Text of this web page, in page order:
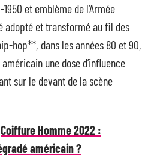
et emblème de l’Armée
adopté et transformé au fil des
hop**, dans les années 80 et 90,
une dose d’influence
sur le devant de la scène
Coiffure Homme 2022 :
américain ?